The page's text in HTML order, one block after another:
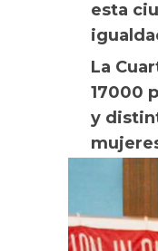
esta
La
17000
y